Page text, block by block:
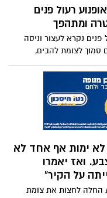
החשוד שניסה
במנוסתו נעצר
המרכזית
רעול פנים
ומתהפך
פנים נקרא לעצור וניסה
סמוך לצומת להבים,
התהפך ונעצר. החשוד
תושב האזור בן 21, ללא רישיון לאופנוע, נעצר
שופט. תיעוד נוסף
ימות אף אחד לא
ואז יאמרו
על הקיר"
החלה לחצות את צומת